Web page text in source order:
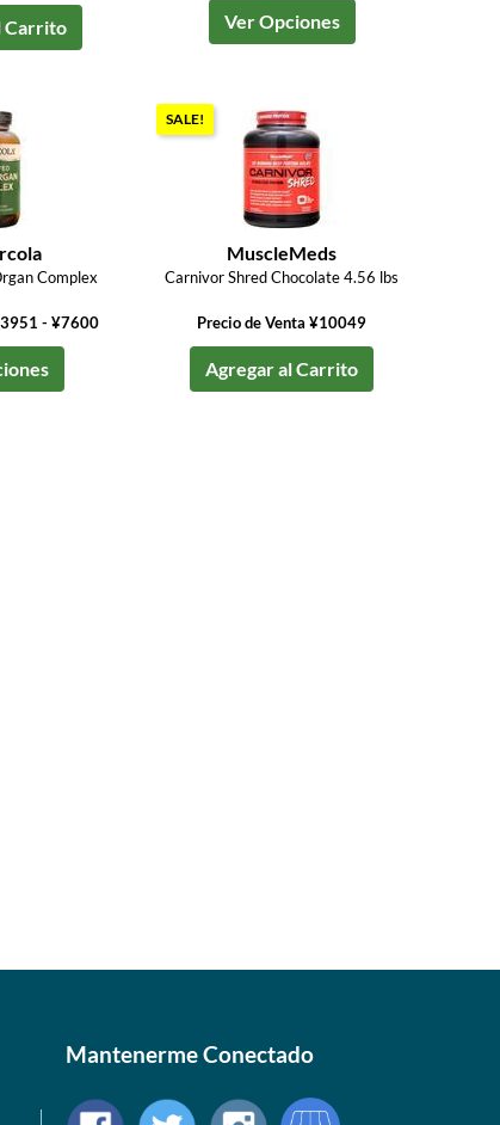
Carrito Ver Opciones
Complex
- ¥7600
SALE!
MuscleMeds
Carnivor Shred Chocolate 4.56 lbs
Precio de Venta ¥10049
Agregar al Carrito
Mantenerme Conectado